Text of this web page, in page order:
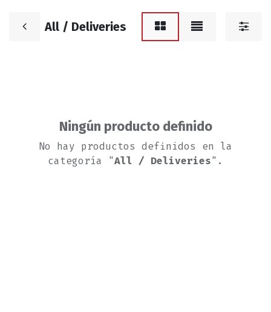
All / Deliveries
Ningún producto definido
No hay productos definidos en la
categoría "All / Deliveries".